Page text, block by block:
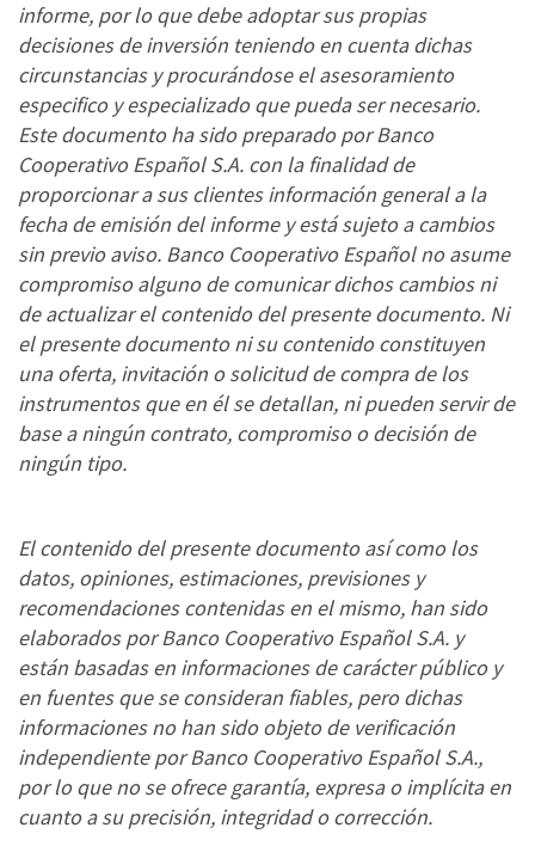
informe, por lo que debe adoptar sus propias
decisiones de inversión teniendo en cuenta dichas
circunstancias y procurándose el asesoramiento
especifico y especializado que pueda ser necesario.
Este documento ha sido preparado por Banco
Cooperativo Español S.A. con la finalidad de
proporcionar a sus clientes información general a la
fecha de emisión del informe y está sujeto a cambios
sin previo aviso. Banco Cooperativo Español no asume
compromiso alguno de comunicar dichos cambios ni
de actualizar el contenido del presente documento. Ni
el presente documento ni su contenido constituyen
una oferta, invitación o solicitud de compra de los
instrumentos que en él se detallan, ni pueden servir de
base a ningún contrato, compromiso o decisión de
ningún tipo.
El contenido del presente documento así como los
datos, opiniones, estimaciones, previsiones y
recomendaciones contenidas en el mismo, han sido
elaborados por Banco Cooperativo Español S.A. y
están basadas en informaciones de carácter público y
en fuentes que se consideran fiables, pero dichas
informaciones no han sido objeto de verificación
independiente por Banco Cooperativo Español S.A.,
por lo que no se ofrece garantía, expresa o implícita en
cuanto a su precisión, integridad o corrección.